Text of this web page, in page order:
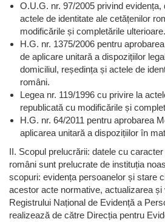
O.U.G. nr. 97/2005 privind
actele de identitate ale cetățenilor
modificările și completările ulterioare.
H.G. nr. 1375/2006 pentru
de aplicare unitară a dispozițiilor
domiciliul, reședința și actele de
români.
Legea nr. 119/1996 cu privire la
republicată cu modificările și
H.G. nr. 64/2011 pentru aprobarea
aplicarea unitară a dispozițiilor în
II. Scopul prelucrării: datele cu
români sunt prelucrate de instituția
scopuri: evidența persoanelor și stare
acestor acte normative, actualizarea și
Registrului Național de Evidență a
realizează de către Direcția pentru